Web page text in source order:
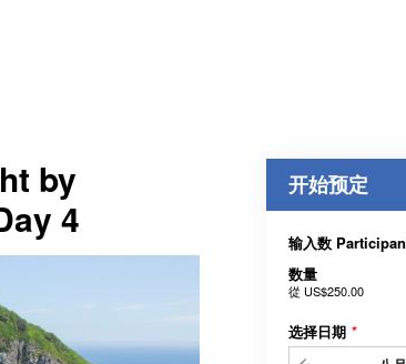
by
4
开始预定
输入数
数量
從 US$250.00
选择日期 *